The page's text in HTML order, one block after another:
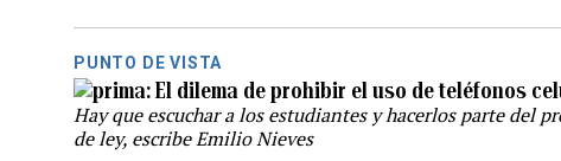
PUNTO DE VISTA
El dilema de prohibir el uso de teléfonos
Hay que escuchar a los estudiantes y hacerlos parte del
de ley, escribe Emilio Nieves